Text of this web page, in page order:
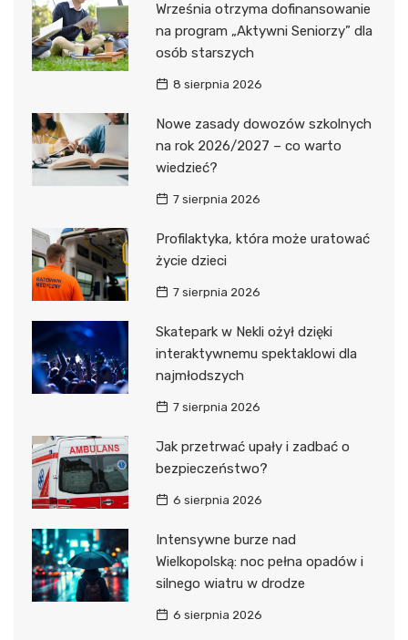
Września otrzyma dofinansowanie
na program „Aktywni Seniorzy” dla
osób starszych
8 sierpnia 2026
Nowe zasady dowozów szkolnych
na rok 2026/2027 – co warto
wiedzieć?
7 sierpnia 2026
Profilaktyka, która może uratować
życie dzieci
7 sierpnia 2026
Skatepark w Nekli ożył dzięki
interaktywnemu spektaklowi dla
najmłodszych
7 sierpnia 2026
Jak przetrwać upały i zadbać o
bezpieczeństwo?
6 sierpnia 2026
Intensywne burze nad
Wielkopolską: noc pełna opadów i
silnego wiatru w drodze
6 sierpnia 2026